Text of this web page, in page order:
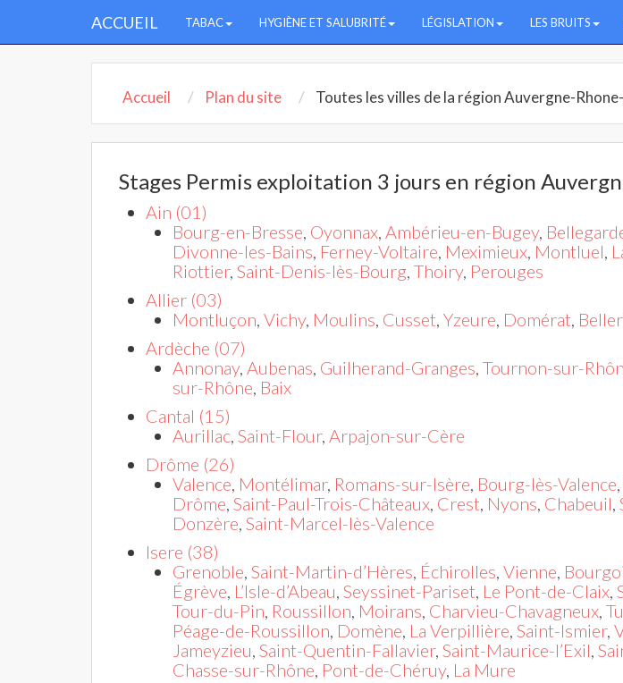
ACCUEIL TABAC HYGIÈNE ET SALUBRITÉ LÉGISLATION LES BRUITS
Accueil Plan du site Toutes les villes de la région Auvergne-
Stages Permis exploitation 3 jours en région
Ain (01)
Bourg-en-Bresse, Oyonnax, Ambérieu-en-Bugey,
Divonne-les-Bains, Ferney-Voltaire, Meximieux, Montluel,
Riottier, Saint-Denis-lès-Bourg, Thoiry, Perouges
Allier (03)
Montluçon, Vichy, Moulins, Cusset, Yzeure, Domérat,
Ardèche (07)
Annonay, Aubenas, Guilherand-Granges, Tournon-sur-
sur-Rhône, Baix
Cantal (15)
Aurillac, Saint-Flour, Arpajon-sur-Cère
Drôme (26)
Valence, Montélimar, Romans-sur-Isère, Bourg-lès-Valence,
Drôme, Saint-Paul-Trois-Châteaux, Crest, Nyons, Chabeuil,
Donzère, Saint-Marcel-lès-Valence
Isere (38)
Grenoble, Saint-Martin-d’Hères, Échirolles, Vienne,
Égrève, L’Isle-d’Abeau, Seyssinet-Pariset, Le Pont-de-Claix,
Tour-du-Pin, Roussillon, Moirans, Charvieu-Chavagneux,
Péage-de-Roussillon, Domène, La Verpillière, Saint-Ismier,
Jameyzieu, Saint-Quentin-Fallavier, Saint-Maurice-l’Exil,
Chasse-sur-Rhône, Pont-de-Chéruy, La Mure